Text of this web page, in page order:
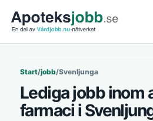
Start/jobb/Svenljunga
Lediga jobb inom
farmaci i